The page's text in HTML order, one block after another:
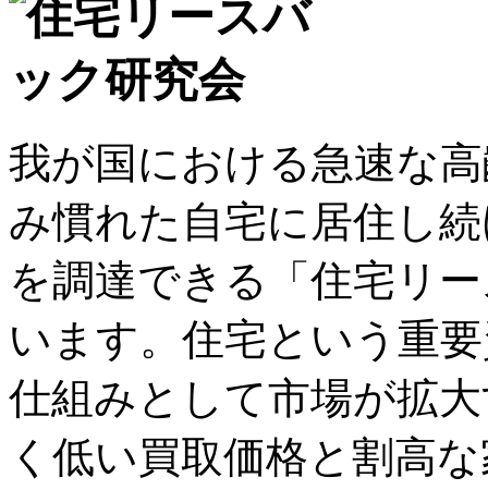
我が国における急速な
み慣れた自宅に居住し
を調達できる「住宅リ
います。住宅という重
仕組みとして市場が拡
く低い買取価格と割高